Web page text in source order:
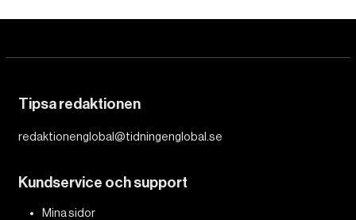
Tipsa redaktionen
redaktionenglobal@tidningenglobal.se
Kundservice och support
Mina sidor